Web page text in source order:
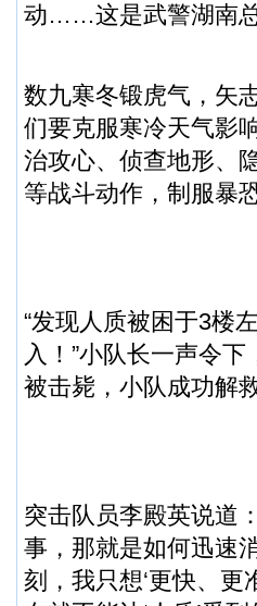
动……这是武警湖南
数九寒冬锻虎气，矢
们要克服寒冷天气影
治攻心、侦查地形、
等战斗动作，制服暴
“发现人质被困于3楼
入！”小队长一声令
被击毙，小队成功解
突击队员李殿英说道
事，那就是如何迅速
刻，我只想‘更快、更